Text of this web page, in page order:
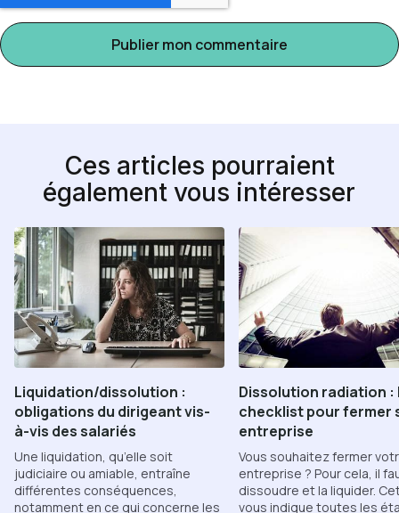
Ces articles pourraient
également vous intéresser
Liquidation/dissolution :
obligations du dirigeant vis-
à-vis des salariés
Une liquidation, qu’elle soit
judiciaire ou amiable, entraîne
différentes conséquences,
notamment en ce qui concerne les
Dissolution radiation :
checklist pour fermer
entreprise
Vous souhaitez fermer
entreprise ? Pour cela, il
dissoudre et la liquider.
vous indique toutes les